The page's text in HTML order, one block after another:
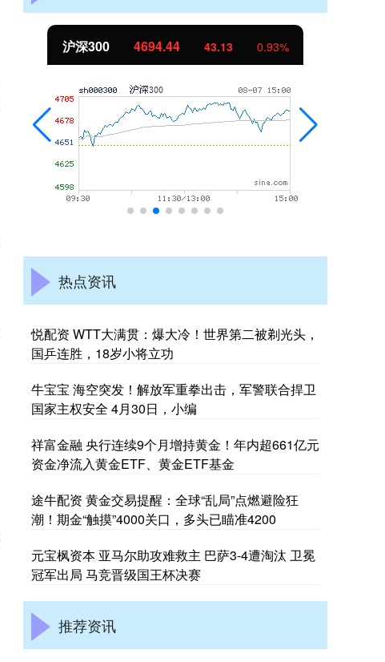
北证50 1134.24 11.37 1.01%
热点资讯
悦配资 WTT大满贯：爆大冷！世界第二被剃光头，
国乒连胜，18岁小将立功
牛宝宝 海空突发！解放军重拳出击，军警联合捍卫
国家主权安全 4月30日，小编
祥富金融 央行连续9个月增持黄金！年内超661亿元
资金净流入黄金ETF、黄金ETF基金
途牛配资 黄金交易提醒：全球“乱局”点燃避险狂
潮！期金“触摸”4000关口，多头已瞄准4200
元宝枫资本 亚马尔助攻难救主 巴萨3-4遭淘汰 卫冕
冠军出局 马竞晋级国王杯决赛
推荐资讯